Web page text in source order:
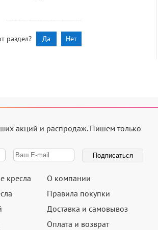
раздел? Да Нет
акций и распродаж. Пишем только
кресла
О компании
Правила покупки
Доставка и самовывоз
Оплата и возврат